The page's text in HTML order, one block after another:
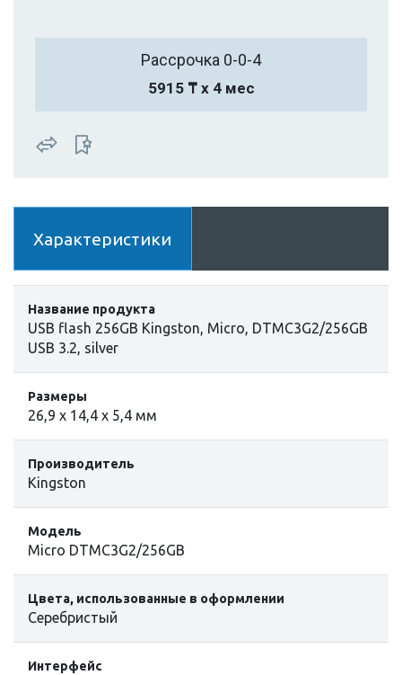
Рассрочка 0-0-4
5915 ₸ х 4 мес
Характеристики
Название продукта
USB flash 256GB Kingston, Micro, DTMC3G2/256GB
USB 3.2, silver
Размеры
26,9 x 14,4 x 5,4 мм
Производитель
Kingston
Модель
Micro DTMC3G2/256GB
Цвета, использованные в оформлении
Cеребристый
Интерфейс